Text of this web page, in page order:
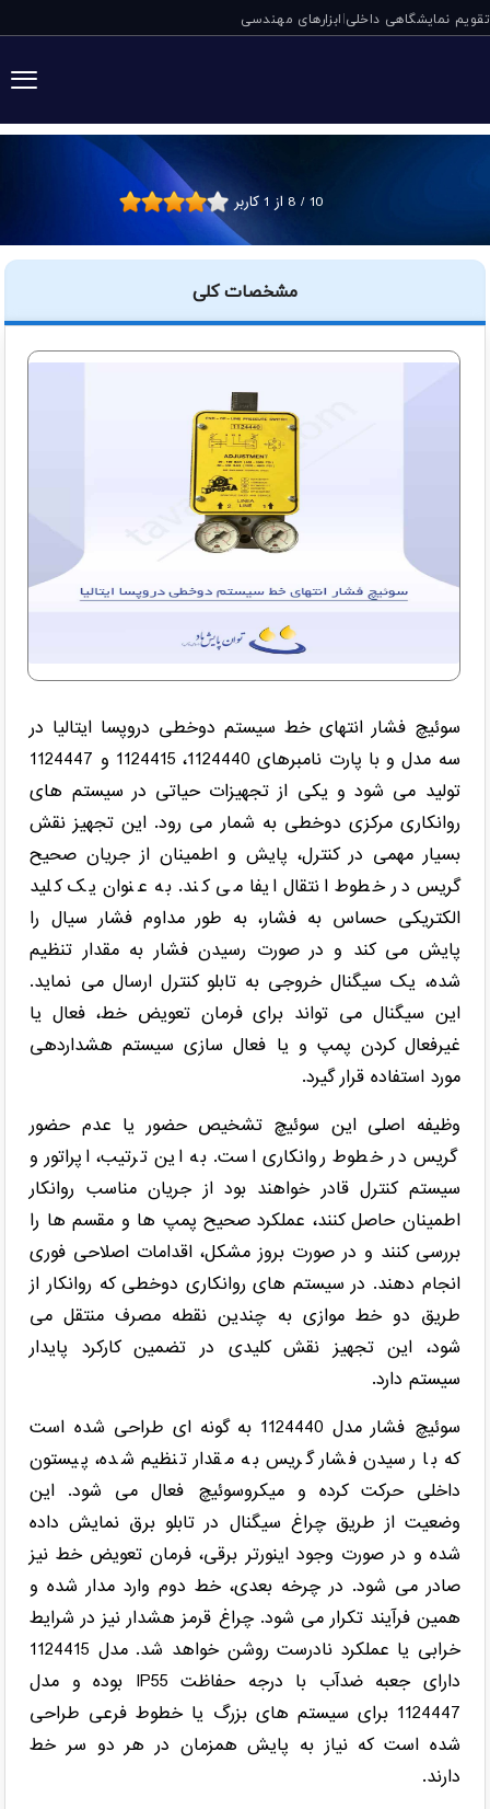
تقویم نمایشگاهی داخلی|ابزارهای مهندسی
سوئیچ فشار 8 / 10 از 1کاربر
مشخصات کلی
سوئیچ فشار انتهای خط سیستم دوخطی دروپسا ایتالیا در
سه مدل و با پارت نامبرهای 1124440، 1124415 و 1124447
تولید می شود و یکی از تجهیزات حیاتی در سیستم های
روانکاری مرکزی دوخطی به شمار می رود. این تجهیز نقش
بسیار مهمی در کنترل، پایش و اطمینان از جریان صحیح
گریس در خطوط انتقال ایفا می کند. به عنوان یک کلید
الکتریکی حساس به فشار، به طور مداوم فشار سیال را
پایش می کند و در صورت رسیدن فشار به مقدار تنظیم
شده، یک سیگنال خروجی به تابلو کنترل ارسال می نماید.
این سیگنال می تواند برای فرمان تعویض خط، فعال یا
غیرفعال کردن پمپ و یا فعال سازی سیستم هشداردهی
مورد استفاده قرار گیرد.
وظیفه اصلی این سوئیچ تشخیص حضور یا عدم حضور
گریس در خطوط روانکاری است. به این ترتیب، اپراتور و
سیستم کنترل قادر خواهند بود از جریان مناسب روانکار
اطمینان حاصل کنند، عملکرد صحیح پمپ ها و مقسم ها را
بررسی کنند و در صورت بروز مشکل، اقدامات اصلاحی فوری
انجام دهند. در سیستم های روانکاری دوخطی که روانکار از
طریق دو خط موازی به چندین نقطه مصرف منتقل می
شود، این تجهیز نقش کلیدی در تضمین کارکرد پایدار
سیستم دارد.
سوئیچ فشار مدل 1124440 به گونه ای طراحی شده است
که با رسیدن فشار گریس به مقدار تنظیم شده، پیستون
داخلی حرکت کرده و میکروسوئیچ فعال می شود. این
وضعیت از طریق چراغ سیگنال در تابلو برق نمایش داده
شده و در صورت وجود اینورتر برقی، فرمان تعویض خط نیز
صادر می شود. در چرخه بعدی، خط دوم وارد مدار شده و
همین فرآیند تکرار می شود. چراغ قرمز هشدار نیز در شرایط
خرابی یا عملکرد نادرست روشن خواهد شد. مدل 1124415
دارای جعبه ضدآب با درجه حفاظت IP55 بوده و مدل
1124447 برای سیستم های بزرگ یا خطوط فرعی طراحی
شده است که نیاز به پایش همزمان در هر دو سر خط
دارند.